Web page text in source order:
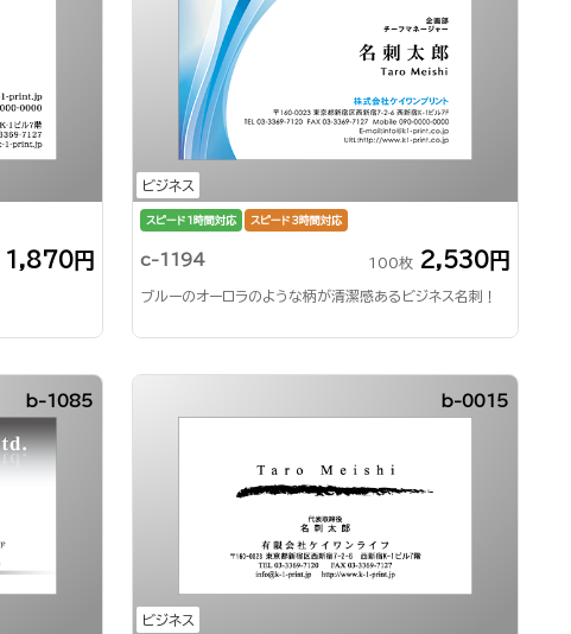
1,870円
ビジネス
スピード1時間対応 スピード3時間対応
c-1194 100枚 2,530円
ブルーのオーロラのような柄が清潔感あるビジネス名刺！
b-1085
ビジネス
b-0015